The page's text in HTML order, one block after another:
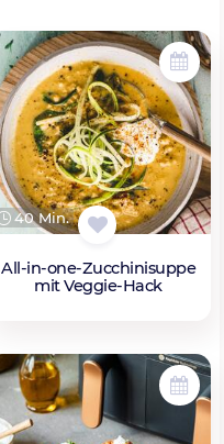
40 Min.
All-in-one-Zucchinisuppe
mit Veggie-Hack